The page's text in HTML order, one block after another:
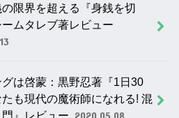
限界を超える『身銭を切
ムタレブ著レビュー
グは啓蒙：黒野忍著『1日30
も現代の魔術師になれる! 混
』レビュー 2020.05.08